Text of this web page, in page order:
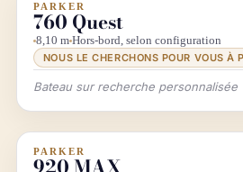
INFO & RECHERCHE
PARKER
760 Quest
8,10 m Hors-bord, selon configuration
NOUS LE CHERCHONS POUR VOUS À
Bateau sur recherche personnalisée
INFO & RECHERCHE
PARKER